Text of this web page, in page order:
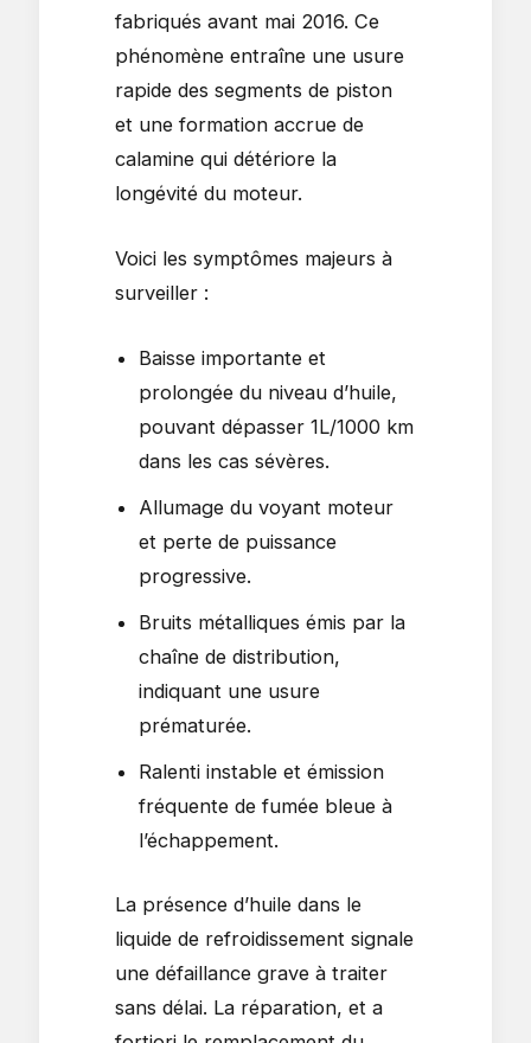
fabriqués avant mai 2016. Ce
phénomène entraîne une usure
rapide des segments de piston
et une formation accrue de
calamine qui détériore la
longévité du moteur.
Voici les symptômes majeurs à
surveiller :
Baisse importante et
prolongée du niveau d’huile,
pouvant dépasser 1L/1000 km
dans les cas sévères.
Allumage du voyant moteur
et perte de puissance
progressive.
Bruits métalliques émis par la
chaîne de distribution,
indiquant une usure
prématurée.
Ralenti instable et émission
fréquente de fumée bleue à
l’échappement.
La présence d’huile dans le
liquide de refroidissement signale
une défaillance grave à traiter
sans délai. La réparation, et a